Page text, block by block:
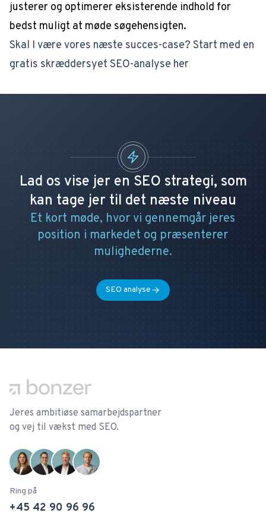
justerer og optimerer eksisterende indhold for
bedst muligt at møde søgehensigten.
Skal I være vores næste succes-case? Start med en
gratis skræddersyet SEO-analyse her
Lad os vise jer en SEO strategi, som
kan tage jer til det næste niveau
Et kort møde, hvor vi gennemgår jeres
position i markedet og præsenterer
mulighederne.
SEO analyse
Jeres ambitiøse samarbejdspartner
og vej til vækst med SEO.
Ring på
+45 42 90 96 96